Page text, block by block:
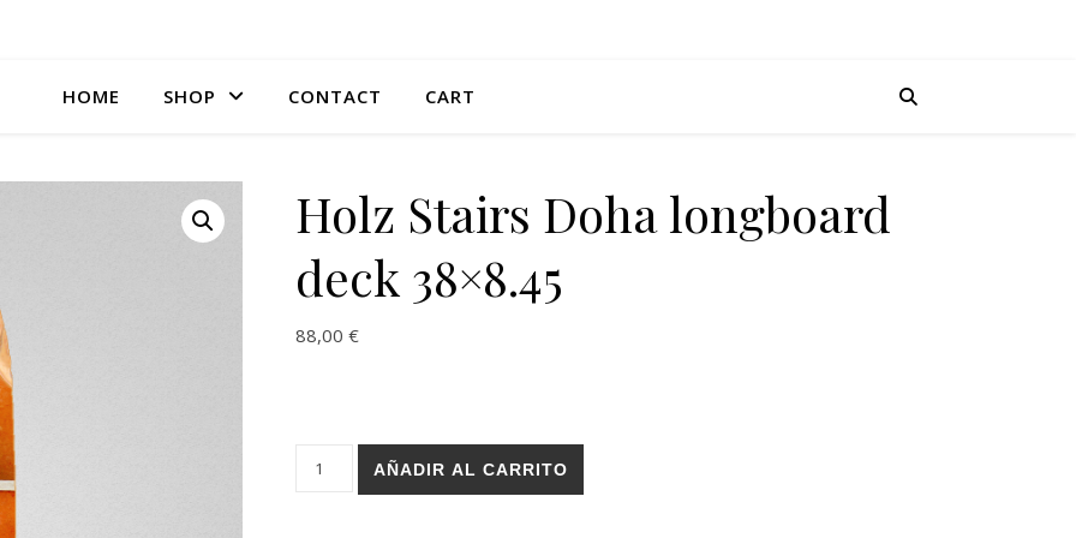
HOME SHOP CONTACT CART
Holz Stairs Doha longboard
deck 38×8.45
88,00 €
Holz Stairs Doha longboard deck 38x8.45 cantidad
AÑADIR AL CARRITO